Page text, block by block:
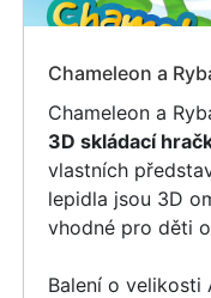
Chameleon a
Chameleon a
3D skládací
vlastních
lepidla jsou 3D
vhodné pro děti
Balení o velikosti